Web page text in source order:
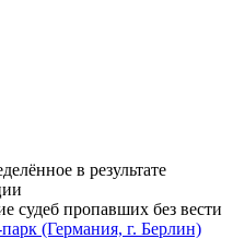
в результате
судеб пропавших без вести
(Германия, г. Берлин)